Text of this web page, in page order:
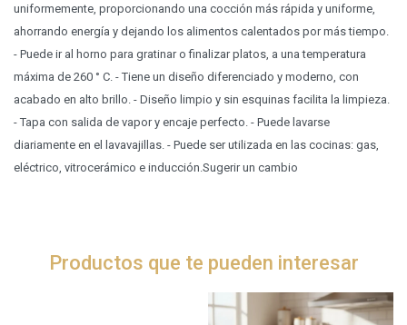
uniformemente, proporcionando una cocción más rápida y uniforme,
ahorrando energía y dejando los alimentos calentados por más tiempo.
- Puede ir al horno para gratinar o finalizar platos, a una temperatura
máxima de 260 ° C. - Tiene un diseño diferenciado y moderno, con
acabado en alto brillo. - Diseño limpio y sin esquinas facilita la limpieza.
- Tapa con salida de vapor y encaje perfecto. - Puede lavarse
diariamente en el lavavajillas. - Puede ser utilizada en las cocinas: gas,
eléctrico, vitrocerámico e inducción.Sugerir un cambio
Productos que te pueden interesar